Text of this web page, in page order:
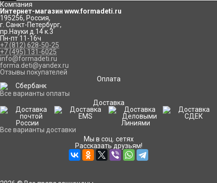
Компания
Интернет-магазин www.formadeti.ru
195256, Россия,
г. Санкт-Петербург,
пр.Науки д.14 к.3
Пн-пт 11-16ч
+7 (812) 628-50-25
+7 (495) 131-6025
info@formadeti.ru
forma.deti@yandex.ru
Отзывы покупателей
Оплата
Все варианты оплаты
Доставка
Все варианты доставки
Мы в соц. сетях
Рассказать друзьям!